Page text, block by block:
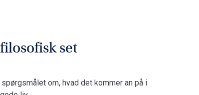
set
om, hvad det kommer an på i